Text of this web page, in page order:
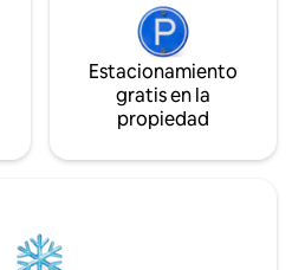
Estacionamiento
gratis en la
propiedad